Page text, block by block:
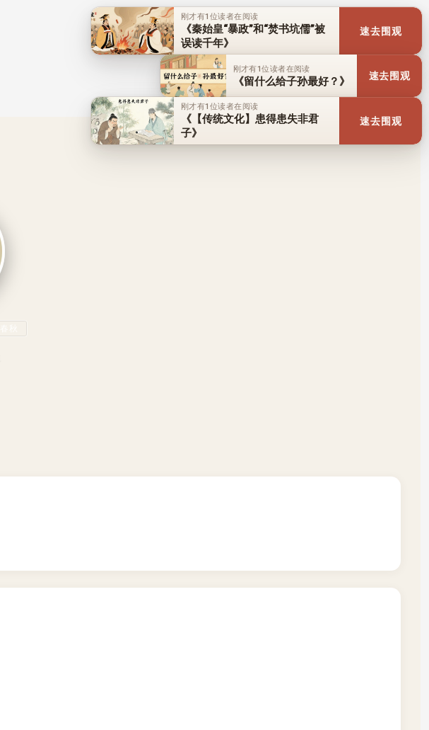
刚才有1位读者在阅读
《秦始皇“暴政”和“焚书坑儒”被
误读千年》
速去围观
刚才有1位读者在阅读
《留什么给子孙最好？》 速去围观
刚才有1位读者在阅读
《【传统文化】患得患失非君
子》
速去围观